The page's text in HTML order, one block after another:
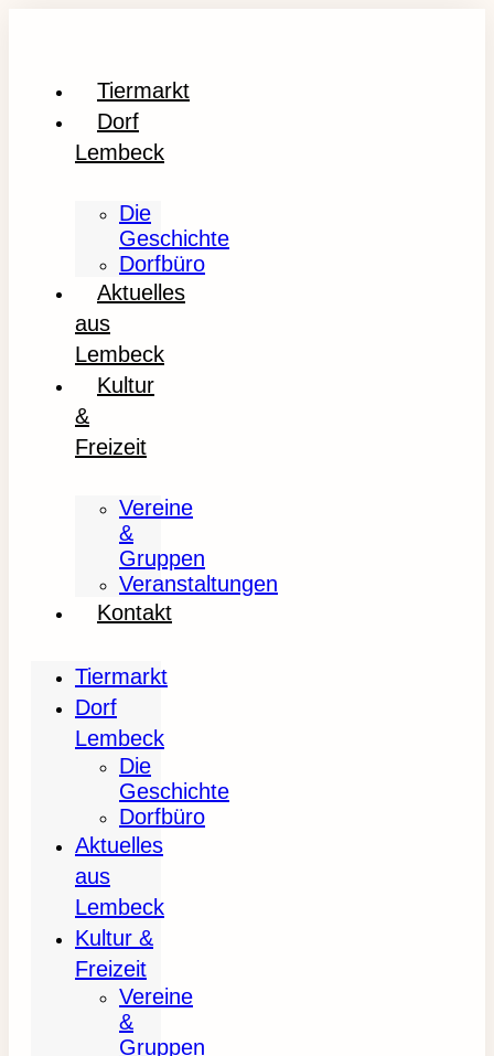
Tiermarkt
Dorf
Lembeck
Die
Geschichte
Dorfbüro
Aktuelles
aus
Lembeck
Kultur
&
Freizeit
Vereine
&
Gruppen
Veranstaltungen
Kontakt
Tiermarkt
Dorf
Lembeck
Die
Geschichte
Dorfbüro
Aktuelles
aus
Lembeck
Kultur &
Freizeit
Vereine
&
Gruppen